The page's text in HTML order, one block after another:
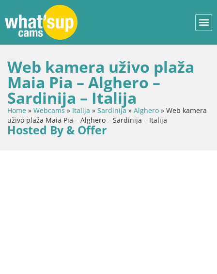
Web kamera uživo plaža
Maia Pia – Alghero –
Sardinija – Italija
Home » Webcams » Italija » Sardinija » Alghero » Web kamera
uživo plaža Maia Pia – Alghero – Sardinija – Italija
Hosted By & Offer